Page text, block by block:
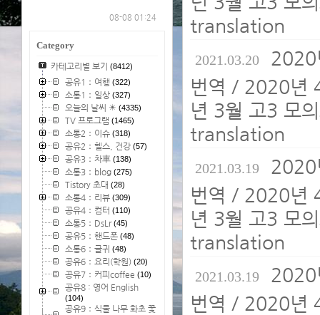
08-08 01:24
Category
카테고리별 보기 (8412)
공유1：여행 (322)
소통1：일상 (327)
오늘의 날씨 ☀ (4335)
TV 프로그램 (1465)
소통2：이슈 (318)
공유2：헬스, 건강 (57)
공유3：차車 (138)
소통3：blog (275)
Tistory 초대 (28)
소통4：리뷰 (309)
공유4：컴터 (110)
소통5：DsLr(45)
공유5：핸드폰 (48)
소통6：글귀 (48)
공유6：요리(학원) (20)
공유7：커피coffee (10)
공유8 : 영어 English
(104)
공유9：식물 나무 화초 꽃
translation
2021.03.20 2020
번역 / 2020년
년 3월 고3 모
translation
2021.03.19 2020
번역 / 2020년
년 3월 고3 모
translation
2021.03.19 2020
번역 / 2020년